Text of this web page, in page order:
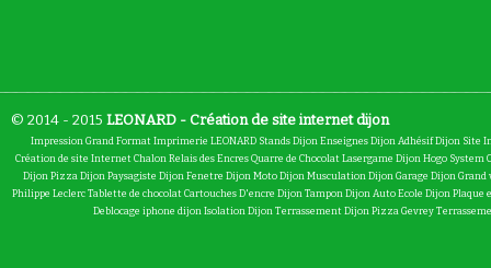
© 2014 - 2015 LEONARD - Création de site internet dijon
Impression Grand Format Imprimerie LEONARD Stands Dijon Enseignes Dijon Adhésif Dijon Site
Création de site Internet Chalon Relais des Encres Quarre de Chocolat Lasergame Dijon Hogo System
Dijon Pizza Dijon Paysagiste Dijon Fenetre Dijon Moto Dijon Musculation Dijon Garage Dijon Grand
Philippe Leclerc Tablette de chocolat Cartouches D'encre Dijon Tampon Dijon Auto Ecole Dijon Plaque
Deblocage iphone dijon Isolation Dijon Terrassement Dijon Pizza Gevrey